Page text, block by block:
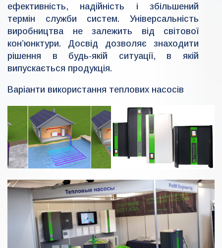
ефективність, надійність і збільшений
термін служби систем. Універсальність
виробництва не залежить від світової
кон’юнктури. Досвід дозволяє знаходити
рішення в будь-якій ситуації, в якій
випускається продукція.
Варіанти використання теплових насосів